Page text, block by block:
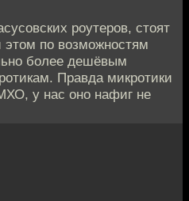
роутеров, стоят
этом по возможностям
более дешёвым
Правда микротики
у нас оно нафиг не